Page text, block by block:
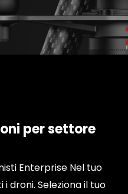
per settore
Enterprise Nel tuo
droni. Seleziona il tuo